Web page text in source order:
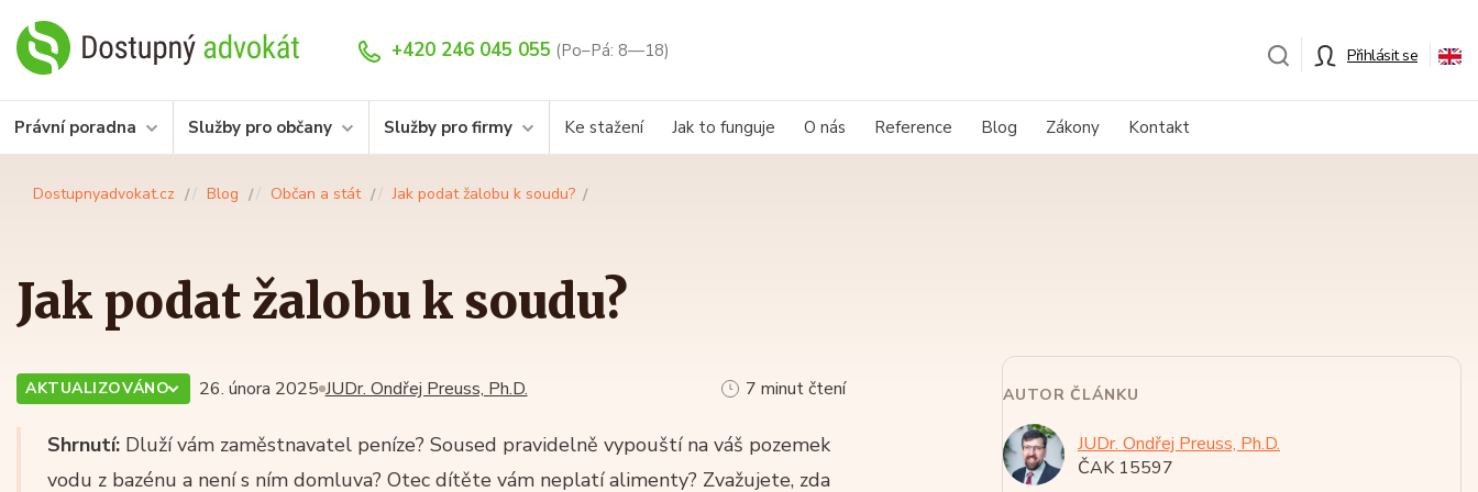
+420 246 045 055 (Po–Pá: 8—18) Přihlásit se
Právní poradna Služby pro občany Služby pro firmy Ke stažení Jak to funguje O nás Reference Blog Zákony Kontakt
Dostupnyadvokat.cz Blog Občan a stát Jak podat žalobu k soudu?
Jak podat žalobu k soudu?
JUDr. Ondřej Preuss, Ph.D.
AKTUALIZOVÁNO 26. února 2025 7 minut čtení
Shrnutí: Dluží vám zaměstnavatel peníze? Soused pravidelně vypouští na váš pozemek
vodu z bazénu a není s ním domluva? Otec dítěte vám neplatí alimenty? Zvažujete, zda
AUTOR ČLÁNKU
JUDr. Ondřej Preuss, Ph.D.
ČAK 15597